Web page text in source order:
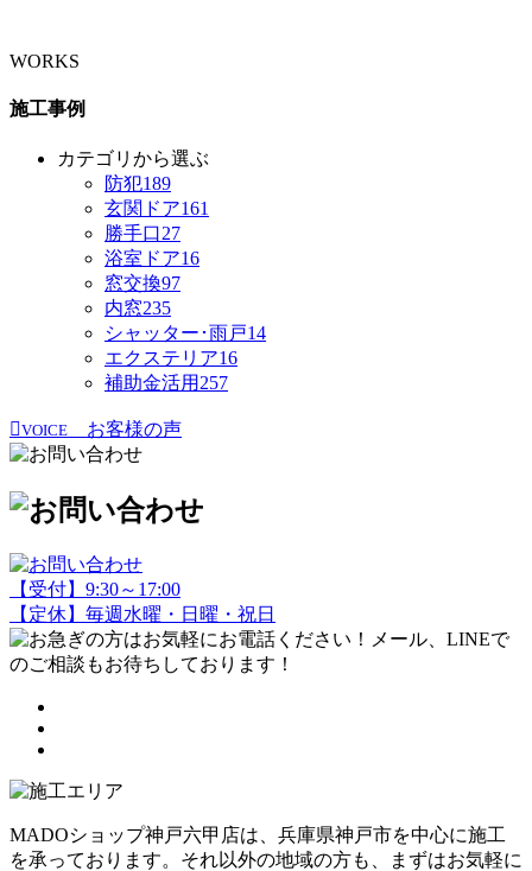
WORKS
施工事例
カテゴリから選ぶ
防犯189
玄関ドア161
勝手口27
浴室ドア16
窓交換97
内窓235
シャッター･雨戸14
エクステリア16
補助金活用 257
VOICE お客様の声
【受付】9:30～17:00
【定休】毎週水曜・日曜・祝日
MADOショップ神戸六甲店は、兵庫県神戸市を中心に施工
を承っております。それ以外の地域の方も、まずはお気軽に